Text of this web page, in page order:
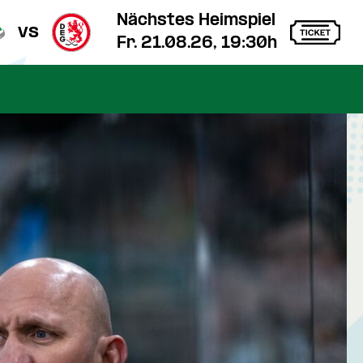
vs
Nächstes Heimspiel
Fr. 21.08.26, 19:30h